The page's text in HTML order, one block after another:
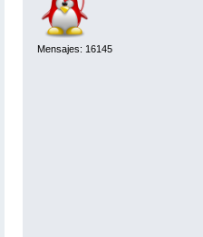
Mensajes: 16145